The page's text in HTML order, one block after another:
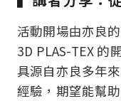
活動開場由亦良
3D PLAS-TEX 的
具源自亦良多年
經驗，期望能幫